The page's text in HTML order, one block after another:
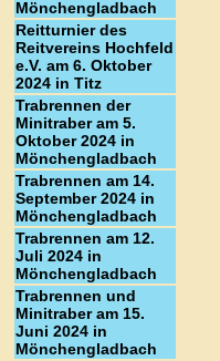
Mönchengladbach
Reitturnier des
Reitvereins Hochfeld
e.V. am 6. Oktober
2024 in Titz
Trabrennen der
Minitraber am 5.
Oktober 2024 in
Mönchengladbach
Trabrennen am 14.
September 2024 in
Mönchengladbach
Trabrennen am 12.
Juli 2024 in
Mönchengladbach
Trabrennen und
Minitraber am 15.
Juni 2024 in
Mönchengladbach